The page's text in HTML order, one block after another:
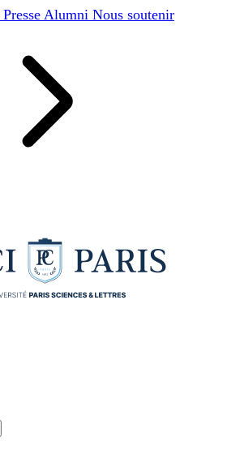
Presse Alumni Nous soutenir